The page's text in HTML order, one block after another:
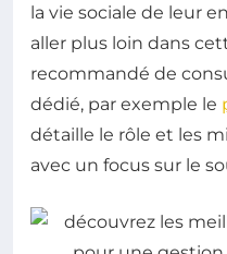
la vie sociale de leur
aller plus loin dans
recommandé de
dédié, par exemple le
détaille le rôle et les
avec un focus sur le